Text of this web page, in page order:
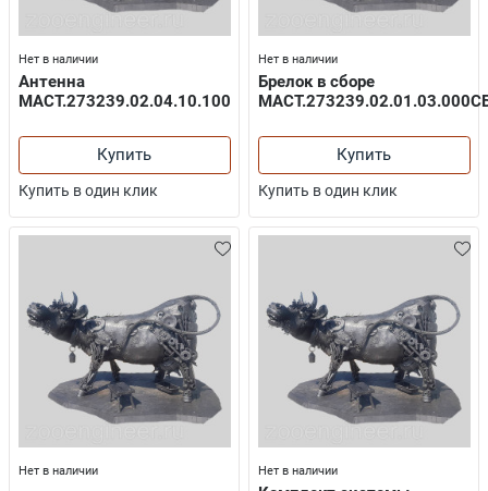
Нет в наличии
Антенна
МАСТ.273239.02.04.10.100
Купить
Купить в один клик
Нет в наличии
Брелок в сборе
Купить
Купить в один клик
Нет в наличии Нет в наличии